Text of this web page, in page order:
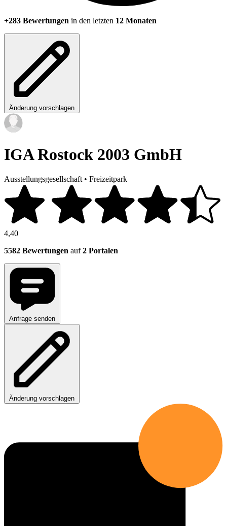
+283 Bewertungen in den letzten 12 Monaten
Änderung vorschlagen
IGA Rostock 2003 GmbH
Ausstellungsgesellschaft • Freizeitpark
4,40
5582 Bewertungen auf2 Portalen
Anfrage senden
Änderung vorschlagen